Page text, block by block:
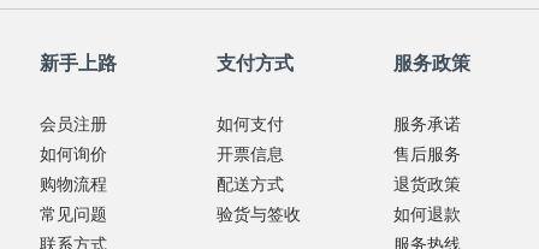
新手上路
会员注册
如何询价
购物流程
常见问题
联系方式
支付方式
如何支付
开票信息
配送方式
验货与签收
服务政策
服务承诺
售后服务
退货政策
如何退款
服务热线